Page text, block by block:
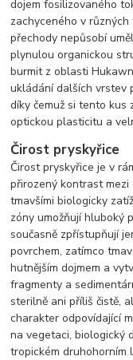
dojem fosilizovaného
zachyceného v
přechody nepůsobí
plynulou organickou
burmit z oblasti
ukládání dalších vrstev
díky čemuž si tento kus
optickou plasticitu a
Čirost pryskyřice
Čirost pryskyřice je v
přirozený kontrast
tmavšími biologicky
zóny umožňují hluboký
současně zpřístupňují
povrchem, zatímco
hutnějším dojmem a
fragmenty a
sterilně ani příliš čistě,
charakter odpovídající
na vegetaci, biologický
tropickém druhohorním